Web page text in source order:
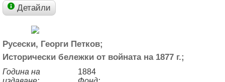
Детайли
Русески, Георги Петков;
Исторически бележки от войната на 1877 г.;
Година на
1884